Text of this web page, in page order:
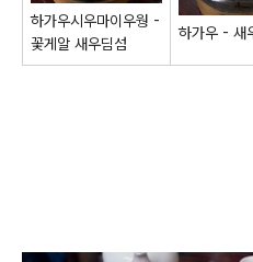
하가우시우마이우웡 -
꽃게알 새우딤섬
하가우 - 새